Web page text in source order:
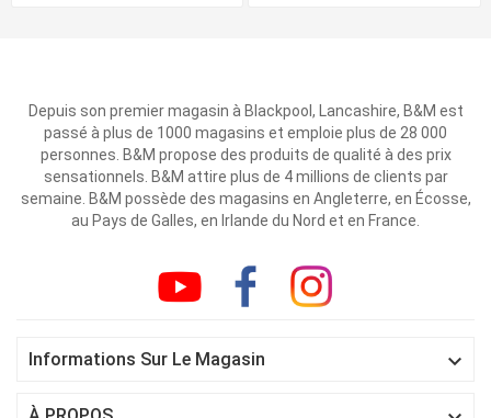
Depuis son premier magasin à Blackpool, Lancashire, B&M est
passé à plus de 1000 magasins et emploie plus de 28 000
personnes. B&M propose des produits de qualité à des prix
sensationnels. B&M attire plus de 4 millions de clients par
semaine. B&M possède des magasins en Angleterre, en Écosse,
au Pays de Galles, en Irlande du Nord et en France.
Informations Sur Le Magasin 